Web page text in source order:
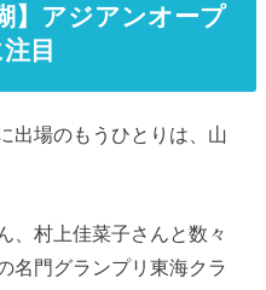
】アジアンオープ
目
出場のもうひとりは、山
、村上佳菜子さんと数々
名門グランプリ東海クラ